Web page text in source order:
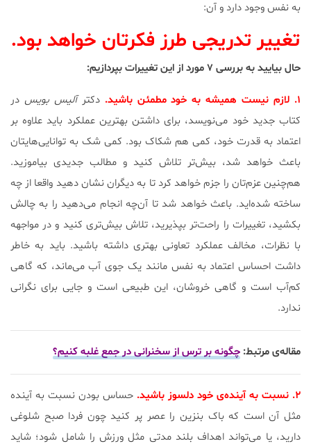
به نفس وجود دارد و آن:
تغییر تدریجی طرز فکرتان خواهد بود.
حال بیایید به بررسی ۷ مورد از این تغییرات بپردازیم:
۱. لازم نیست همیشه به خود مطمئن باشید. دکترآلیس بویس در
کتاب جدید خود می‌نویسد، برای داشتن بهترین عملکرد باید علاوه بر
اعتماد به قدرت خود، کمی هم شکاک بود. کمی شک به توانایی‌هایتان
باعث خواهد شد، بیش‌تر تلاش کنید و مطالب جدیدی بیاموزید.
هم‌چنین عزم‌تان را جزم خواهد کرد تا به دیگران نشان دهید واقعا از چه
ساخته شده‌اید. باعث خواهد شد تا آن‌چه انجام می‌دهید را به چالش
بکشید، تغییرات را راحت‌تر بپذیرید، تلاش بیش‌تری کنید و در مواجهه
با نظرات، مخالف عملکرد تعاونی بهتری داشته باشید. باید به خاطر
داشت احساس اعتماد به نفس مانند یک جوی آب می‌ماند، که گاهی
کم‌آب است و گاهی خروشان، این طبیعی است و جایی برای نگرانی
ندارد.
مقاله‌ی مرتبط: چگونه بر ترس از سخنرانی در جمع غلبه کنیم؟
۲. نسبت به آینده‌ی خود دلسوز باشید.
حساس بودن نسبت به آینده
مثل آن است که باک بنزین را عصر پر کنید چون فردا صبح شلوغی
دارید، یا می‌تواند اهداف بلند مدتی مثل ورزش را شامل شود؛ شاید